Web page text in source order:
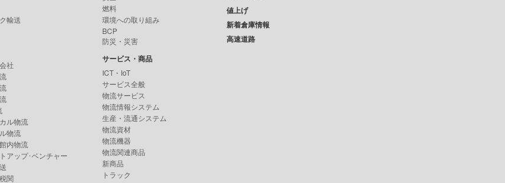
輸送
社
ル物流
物流
内物流
アップ･ベンチャー
関
燃料
環境への取り組み
BCP
防災・災害
サービス・商品
ICT・IoT
サービス全般
物流サービス
物流情報システム
生産・流通システム
物流資材
物流機器
物流関連商品
新商品
トラック
値上げ
新着倉庫情報
高速道路